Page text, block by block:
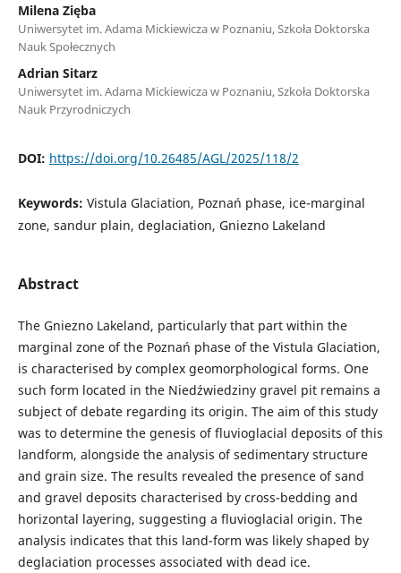
Milena Zięba
Uniwersytet im. Adama Mickiewicza w Poznaniu, Szkoła Doktorska
Nauk Społecznych
Adrian Sitarz
Uniwersytet im. Adama Mickiewicza w Poznaniu, Szkoła Doktorska
Nauk Przyrodniczych
DOI: https://doi.org/10.26485/AGL/2025/118/2
Keywords: Vistula Glaciation, Poznań phase, ice-marginal
zone, sandur plain, deglaciation, Gniezno Lakeland
Abstract
The Gniezno Lakeland, particularly that part within the
marginal zone of the Poznań phase of the Vistula Glaciation,
is characterised by complex geomorphological forms. One
such form located in the Niedźwiedziny gravel pit remains a
subject of debate regarding its origin. The aim of this study
was to determine the genesis of fluvioglacial deposits of this
landform, alongside the analysis of sedimentary structure
and grain size. The results revealed the presence of sand
and gravel deposits characterised by cross-bedding and
horizontal layering, suggesting a fluvioglacial origin. The
analysis indicates that this land-form was likely shaped by
deglaciation processes associated with dead ice.